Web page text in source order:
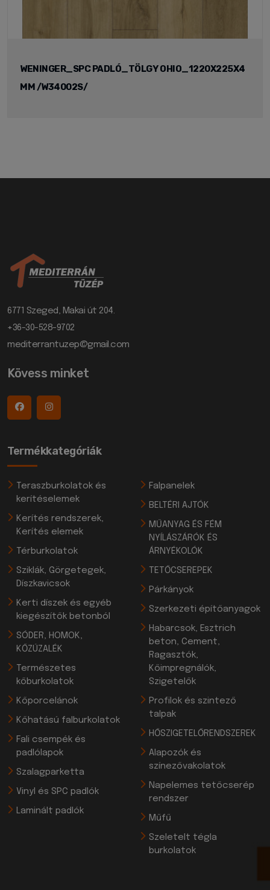
WENINGER_SPC PADLÓ_TÖLGY OHIO_1220X225X4
MM /W34002S/
6771 Szeged, Makai út 204.
+36-30-528-9702
mediterrantuzep@gmail.com
Kövess minket
Termékkategóriák
Teraszburkolatok és
kerítéselemek
Kerítés rendszerek,
Kerítés elemek
Térburkolatok
Sziklák, Görgetegek,
Díszkavicsok
Kerti díszek és egyéb
kiegészítők betonból
SÓDER, HOMOK,
KŐZÚZALÉK
Természetes
kőburkolatok
Kőporcelánok
Kőhatású falburkolatok
Fali csempék és
padlólapok
Szalagparketta
Vinyl és SPC padlók
Laminált padlók
Falpanelek
BELTÉRI AJTÓK
MŰANYAG ÉS FÉM
NYÍLÁSZÁRÓK ÉS
ÁRNYÉKOLÓK
TETŐCSEREPEK
Párkányok
Szerkezeti építőanyagok
Habarcsok, Esztrich
beton, Cement,
Ragasztók,
Kőimpregnálók,
Szigetelők
Profilok és szintező
talpak
HŐSZIGETELŐRENDSZEREK
Alapozók és
színezővakolatok
Napelemes tetőcserép
rendszer
Műfű
Szeletelt tégla
burkolatok